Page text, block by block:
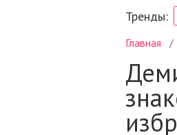
Тренды:
Главная